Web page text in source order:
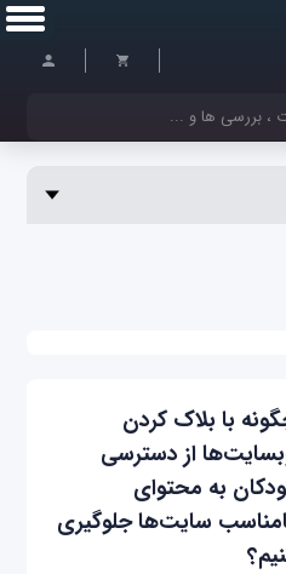
با بلاک کردن
از دسترسی
به محتوای
سایت‌ها جلوگیری